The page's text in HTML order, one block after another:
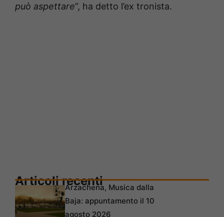
può aspettare”, ha detto l’ex tronista.
Articoli recentiArzachena, Musica dalla
Baja: appuntamento il 10
agosto 2026